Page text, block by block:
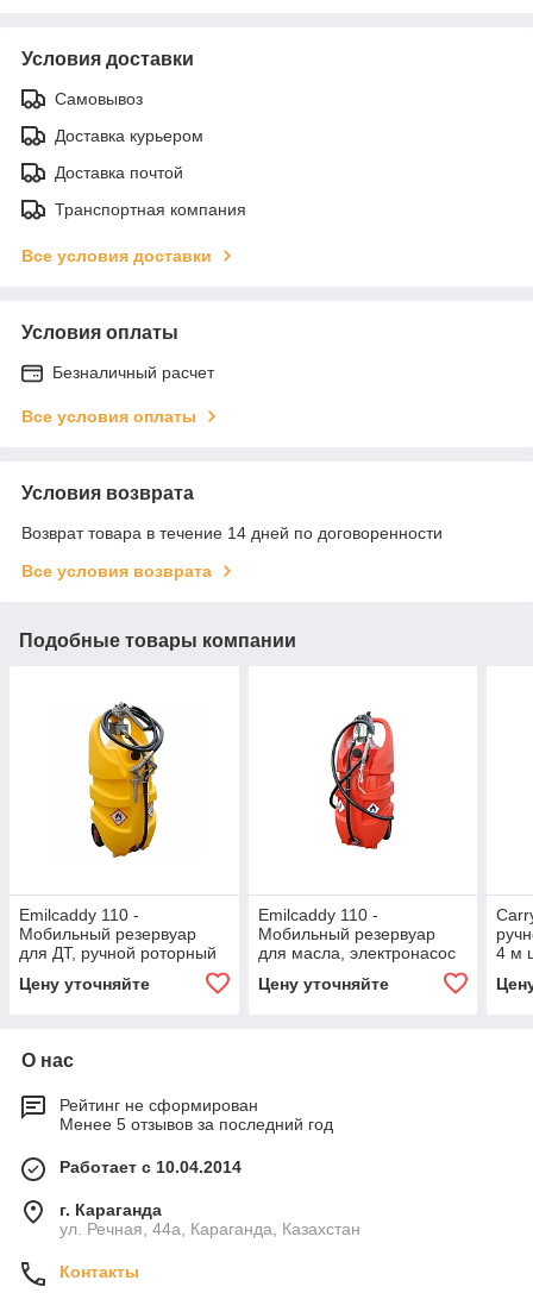
Условия доставки
Самовывоз
Доставка курьером
Доставка почтой
Транспортная компания
Все условия доставки
Условия оплаты
Безналичный расчет
Все условия оплаты
Условия возврата
Возврат товара в течение 14 дней по договоренности
Все условия возврата
Подобные товары компании
Emilcaddy 110 -
Мобильный резервуар
для ДТ, ручной роторный
механический пистолет
Цену уточняйте
Emilcaddy 110 -
Мобильный резервуар
для масла, электронасос
механический пистолет
Цену уточняйте
4 м
О нас
Рейтинг не сформирован
Менее 5 отзывов за последний год
Работает с 10.04.2014
г. Караганда
ул. Речная, 44а, Караганда, Казахстан
Контакты